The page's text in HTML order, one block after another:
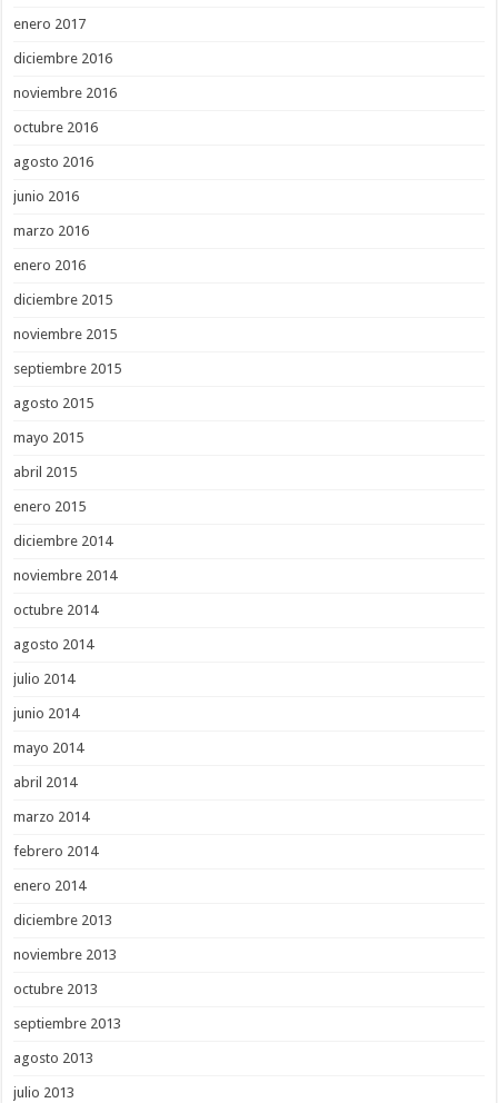
enero 2017
diciembre 2016
noviembre 2016
octubre 2016
agosto 2016
junio 2016
marzo 2016
enero 2016
diciembre 2015
noviembre 2015
septiembre 2015
agosto 2015
mayo 2015
abril 2015
enero 2015
diciembre 2014
noviembre 2014
octubre 2014
agosto 2014
julio 2014
junio 2014
mayo 2014
abril 2014
marzo 2014
febrero 2014
enero 2014
diciembre 2013
noviembre 2013
octubre 2013
septiembre 2013
agosto 2013
julio 2013